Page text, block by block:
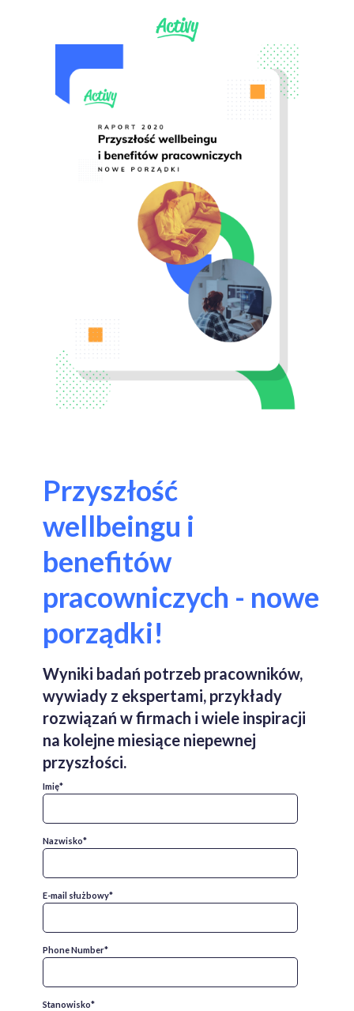
Przyszłość
wellbeingu i
benefitów
pracowniczych - nowe
porządki!
Wyniki badań potrzeb pracowników,
wywiady z ekspertami, przykłady
rozwiązań w firmach i wiele inspiracji
na kolejne miesiące niepewnej
przyszłości.
Imię*
Nazwisko*
E-mail służbowy*
Phone Number*
Stanowisko*